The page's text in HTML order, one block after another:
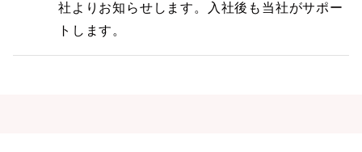
社よりお知らせします。入社後も当社がサポー
トします。